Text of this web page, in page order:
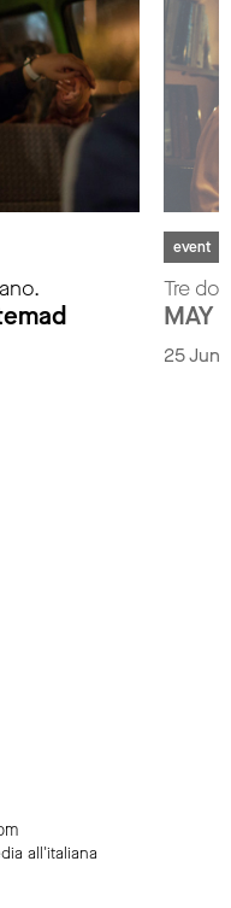
event
Tre
MAY
25
all'italiana